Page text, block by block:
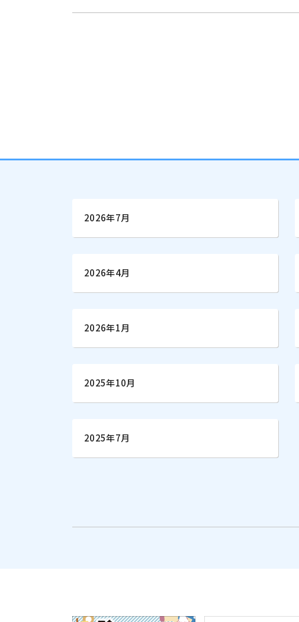
2026年7月
2026年4月
2026年1月
2025年10月
2025年7月